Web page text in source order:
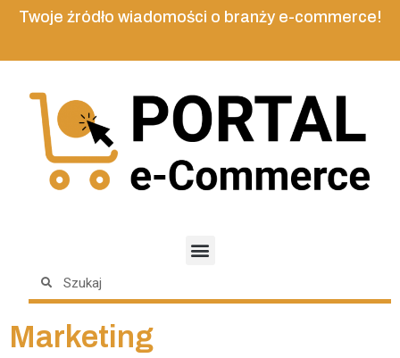
Twoje źródło wiadomości o branży e-commerce!
Marketing